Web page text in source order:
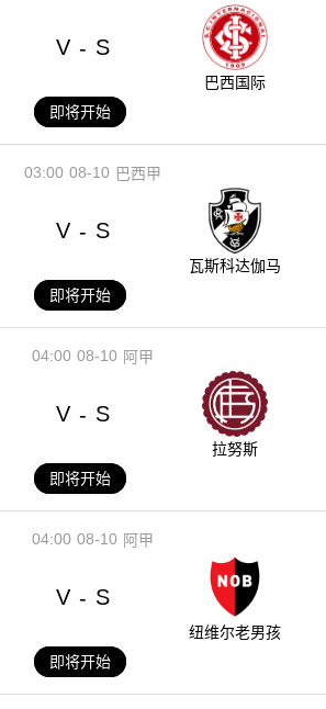
V - S
巴西国际
即将开始
08-10
03:00 巴西甲
V - S
瓦斯科达伽马
即将开始
08-10
04:00 阿甲
V - S
拉努斯
即将开始
08-10
04:00 阿甲
V - S
纽维尔老男孩
即将开始